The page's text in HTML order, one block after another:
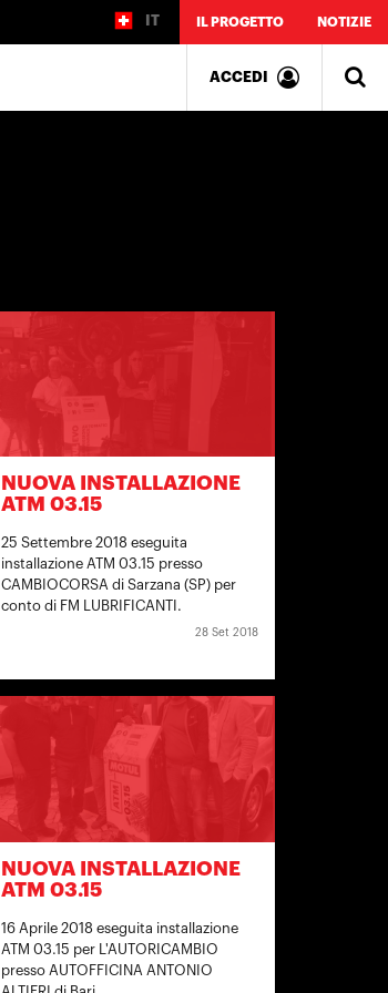
IT IL PROGETTO NOTIZIE
ACCEDI
NUOVA INSTALLAZIONE
ATM 03.15
25 Settembre 2018 eseguita
installazione ATM 03.15 presso
CAMBIOCORSA di Sarzana (SP) per
conto di FM LUBRIFICANTI.
28 Set 2018
NUOVA INSTALLAZIONE
ATM 03.15
16 Aprile 2018 eseguita installazione
ATM 03.15 per L'AUTORICAMBIO
presso AUTOFFICINA ANTONIO